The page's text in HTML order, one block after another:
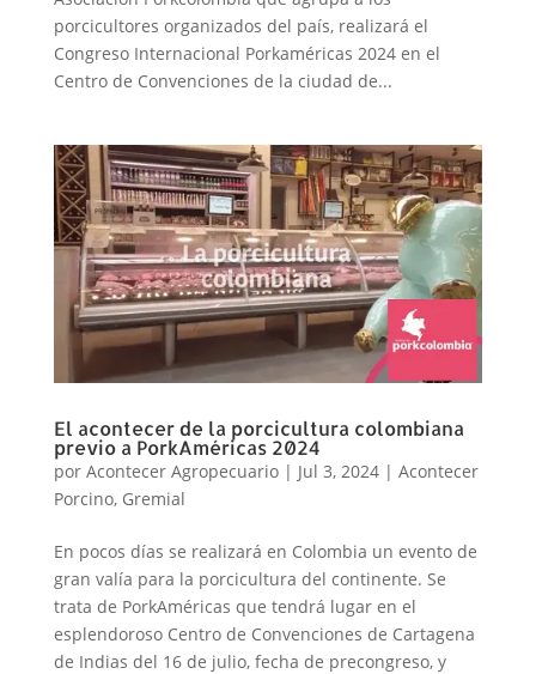
porcicultores organizados del país, realizará el
Congreso Internacional Porkaméricas 2024 en el
Centro de Convenciones de la ciudad de...
El acontecer de la porcicultura colombiana
previo a PorkAméricas 2024
por Acontecer Agropecuario| Jul 3, 2024| Acontecer
Porcino, Gremial
En pocos días se realizará en Colombia un evento de
gran valía para la porcicultura del continente. Se
trata de PorkAméricas que tendrá lugar en el
esplendoroso Centro de Convenciones de Cartagena
de Indias del 16 de julio, fecha de precongreso, y